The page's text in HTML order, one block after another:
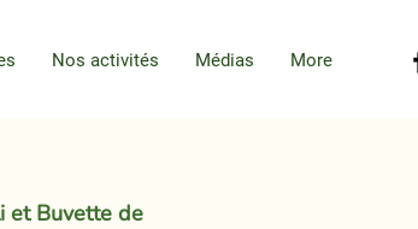
Nos activités Médias More
et Buvette de